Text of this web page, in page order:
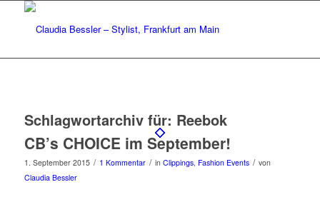
Schlagwortarchiv für: Reebok
CB’s CHOICE im September!
1. September 2015 / 1 Kommentar / in Clippings, Fashion Events / von
Claudia Bessler